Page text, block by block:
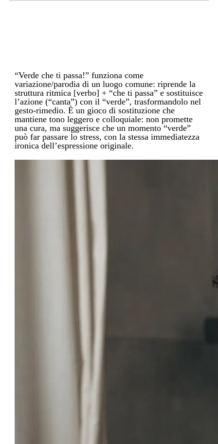
“Verde che ti passa!” funziona come
variazione/parodia di un luogo comune: riprende la
struttura ritmica [verbo] + “che ti passa” e sostituisce
l’azione (“canta”) con il “verde”, trasformandolo nel
gesto-rimedio. È un gioco di sostituzione che
mantiene tono leggero e colloquiale: non promette
una cura, ma suggerisce che un momento “verde”
può far passare lo stress, con la stessa immediatezza
ironica dell’espressione originale.